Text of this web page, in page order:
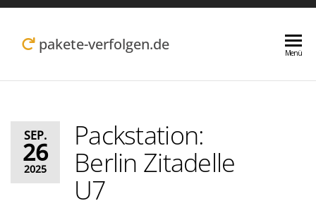
Zum
Inhalt pakete-verfolgen.de Menü
SEP.
26
2025
Packstation:
Berlin Zitadelle
U7